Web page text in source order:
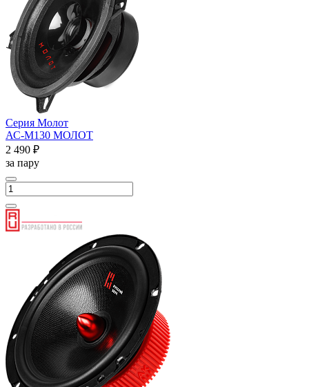
Серия Молот
АС-М130 МОЛОТ
2 490 ₽
за пару